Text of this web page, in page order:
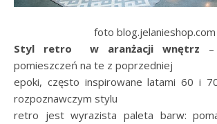
foto blog.jelanieshop.com
Styl retro w aranżacji wnętrz –
pomieszczeń na te z poprzedniej
epoki, często inspirowane latami 60 i
rozpoznawczym stylu
retro jest wyrazista paleta barw: